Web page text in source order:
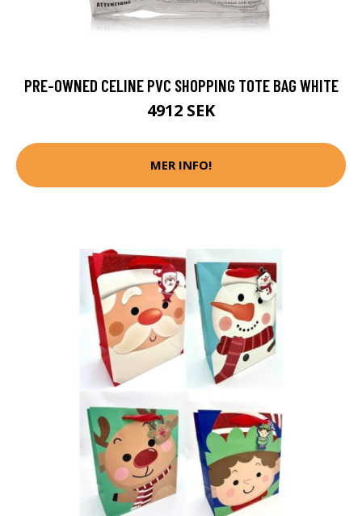
PRE-OWNED CELINE PVC SHOPPING TOTE BAG WHITE
4912 SEK
MER INFO!